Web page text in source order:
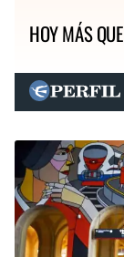
HOY MÁS